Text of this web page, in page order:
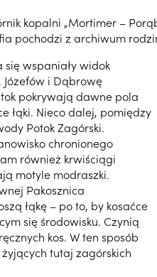
kopalni „Mortimer –
pochodzi z archiwum
się wspaniały widok
Józefów i Dąbrowę
pokrywają dawne pola
łąki. Nieco dalej, pomiędzy
Potok Zagórski.
chronionego
również krwiściągi
motyle modraszki.
Pakosznica
łąkę – po to, by kosaćce
się środowisku. Czynią
kos. W ten sposób
tutaj zagórskich